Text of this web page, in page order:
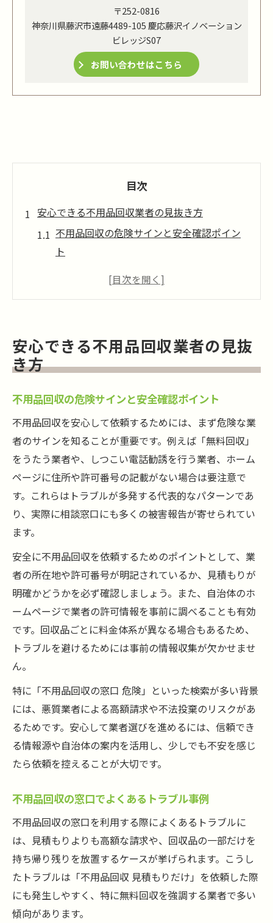
〒252-0816
神奈川県藤沢市遠藤4489-105 慶応藤沢イノベーション
ビレッジS07
お問い合わせはこちら
目次
安心できる不用品回収業者の見抜き方
不用品回収の危険サインと安全確認ポイン
ト
不用品回収の窓口でよくあるトラブル事例
見積もり内容から不用品回収の信頼性を判
断
高額請求を防ぐ不用品回収の選び方
ク
明細が明瞭な不用品回収業者を選ぶポイン
ト
追加料金なしの不用品回収見積もりの確認
法
北九州や広島でも安心な不用品回収の基準
見積もりだけ依頼したい方の不安解消法
不用品回収で見積もりだけ依頼する際の注
意点
見積もり無料の不用品回収業者を選ぶコツ
解説
加盟店の不用品回収サービス利用時の留意
点
不用品回収の窓口を使った見積もり活用法
しつこい営業に惑わされない不用品回収
電話や訪問営業が多い不用品回収に注意
不用品回収の再勧誘トラブルへの対処法
安心して依頼できる不用品回収の選び方
無料をうたう不用品回収の落とし穴に注意
恥ずかしさを乗り越える回収依頼の心得
不用品回収依頼が恥ずかしい時の気持ちの
安心できる不用品回収業者の見抜
き方
不用品回収の危険サインと安全確認ポイント
不用品回収を安心して依頼するためには、まず危険な業
者のサインを知ることが重要です。例えば「無料回収」
をうたう業者や、しつこい電話勧誘を行う業者、ホーム
ページに住所や許可番号の記載がない場合は要注意で
す。これらはトラブルが多発する代表的なパターンであ
り、実際に相談窓口にも多くの被害報告が寄せられてい
ます。
安全に不用品回収を依頼するためのポイントとして、業
者の所在地や許可番号が明記されているか、見積もりが
明確かどうかを必ず確認しましょう。また、自治体のホ
ームページで業者の許可情報を事前に調べることも有効
です。回収品ごとに料金体系が異なる場合もあるため、
トラブルを避けるためには事前の情報収集が欠かせませ
ん。
特に「不用品回収の窓口 危険」といった検索が多い背景
には、悪質業者による高額請求や不法投棄のリスクがあ
るためです。安心して業者選びを進めるには、信頼でき
る情報源や自治体の案内を活用し、少しでも不安を感じ
たら依頼を控えることが大切です。
不用品回収の窓口でよくあるトラブル事例
不用品回収の窓口を利用する際によくあるトラブルに
は、見積もりよりも高額な請求や、回収品の一部だけを
持ち帰り残りを放置するケースが挙げられます。こうし
たトラブルは「不用品回収 見積もりだけ」を依頼した際
にも発生しやすく、特に無料回収を強調する業者で多い
傾向があります。